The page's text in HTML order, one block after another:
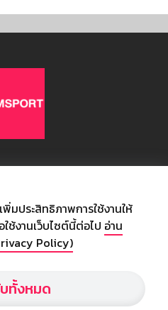
ผลบอล ผลฟุตบอลทั่วโลก ฟรีเมียร์
นส์ลีก พร้อมทั้งวิเคราะห์บอล จาก
พูล
มประสิทธิภาพการใช้งานให้
ช้งานเว็บไซต์นี้ต่อไป อ่าน
Policy)
ทั้งหมด